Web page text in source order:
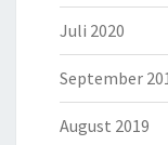
Juli 2020
September
August 2019